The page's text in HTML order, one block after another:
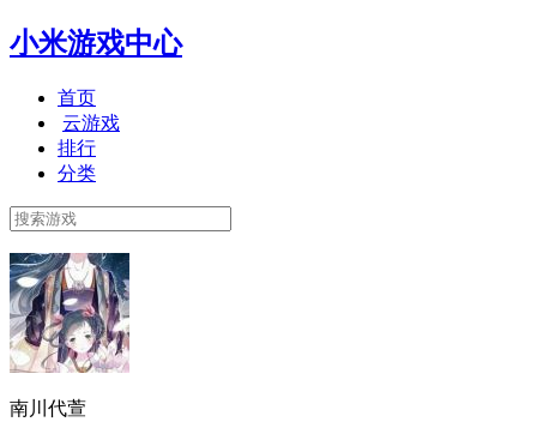
小米游戏中心
首页
云游戏
排行
分类
南川代萱